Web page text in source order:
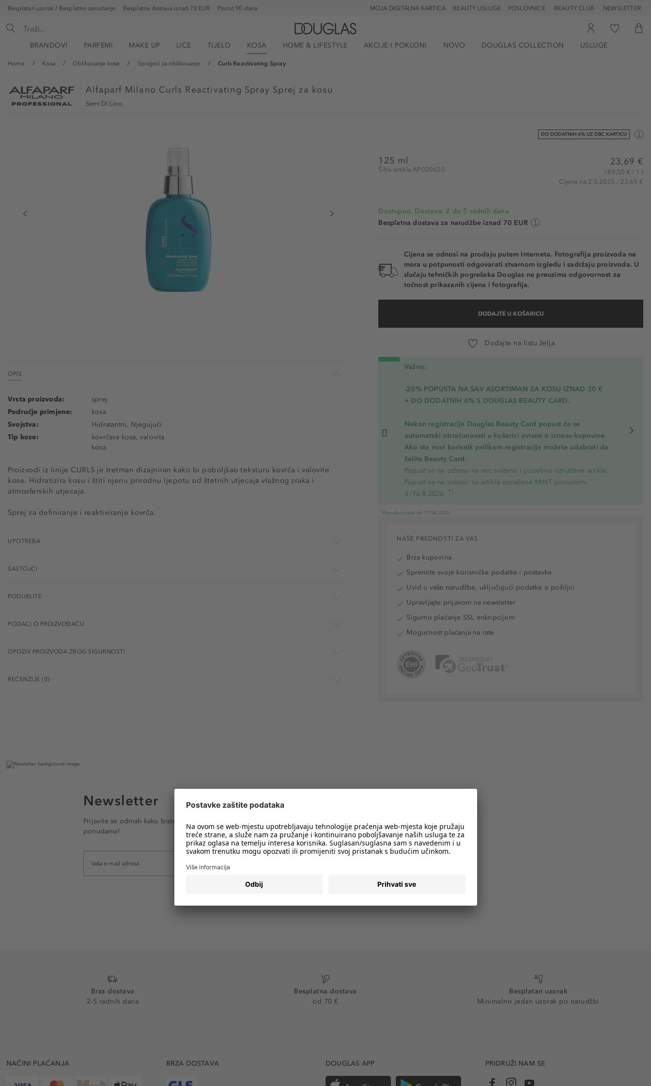
Besplatan uzorak / Besplatno zamatanje Besplatna dostava iznad 70 EUR Povrat 90 dana POSLOVNICE BEAUTY CLUB NEWSLETTER
BEAUTY USLUGE
MOJA DIGITALNA KARTICA
BRANDOVI PARFEMI MAKE UP LICE TIJELO KOSA HOME & LIFESTYLE AKCIJE I POKLONI NOVO DOUGLAS COLLECTION USLUGE
Home Kosa Oblikovanje kose Sprejevi za oblikovanje Curls Reactivating Spray
Alfaparf Milano Curls Reactivating Spray Sprej za kosu
Semi Di Lino
DO DODATNIH 6% UZ DBC KARTICU
125 ml
Šifra artikla AP020620
23,69 €
189,50 € / 1 l
Cijena na 2.5.2025.: 23,69 €
Dostupno. Dostava: 2 do 5 radnih dana
Besplatna dostava za narudžbe iznad 70 EUR
Cijena se odnosi na prodaju putem Interneta. Fotografija proizvoda ne
mora u potpunosti odgovarati stvarnom izgledu i sadržaju proizvoda. U
slučaju tehničkih pogrešaka Douglas ne preuzima odgovornost za
točnost prikazanih cijena i fotografija.
DODAJTE U KOŠARICU
Dodajte na listu želja
Važno:
-20% POPUSTA NA SAV ASORTIMAN ZA KOSU IZNAD 30 €
+ DO DODATNIH 6% S DOUGLAS BEAUTY CARD.
Nakon registracije Douglas Beauty Card popust će se
automatski obračunavati u košarici ovisno o iznosu kupovine.
Ako ste novi korisnik prilikom registracije možete odabrati da
želite Beauty Card.
Popust se ne odnosi na već snižene i posebno označene artikle.
Popust se ne odnosi na artikle označene MINT ponudom.
3.-16.8.2026.
*1
*1 Ponuda vrijedi do 17.08.2026
OPIS
Proizvodi iz linije CURLS je tretman dizajniran kako bi poboljšao teksturu kovrča i valovite
kose. Hidratizira kosu i štiti njenu prirodnu ljepotu od štetnih utjecaja vlažnog zraka i
atmosferskih utjecaja.
Sprej za definiranje i reaktiviranje kovrča.
Vrsta proizvoda:
sprej
Područje primjene:
kosa
Svojstva:
Hidratantni, Njegujući
Tip kose:
kovrčava kosa, valovita
kosa
UPOTREBA
SASTOJCI
PODIJELITE
PODACI O PROIZVOĐAČU
OPOZIV PROIZVODA ZBOG SIGURNOSTI
RECENZIJE (0)
NAŠE PREDNOSTI ZA VAS
Brza kupovina
Spremite svoje korisničke podatke i postavke
Uvid u vaše narudžbe, uključujući podatke o pošiljci
Upravljajte prijavom na newsletter
Sigurno plaćanje SSL enkripcijom
Mogućnost plaćanja na rate
Newsletter
Prijavite se odmah kako biste e-mailom primali obavijesti o svim trendovima i
ponudama!
Brza dostava
2-5 radnih dana
Besplatna dostava
od 70 €
Besplatan uzorak
Minimalno jedan uzorak po narudžbi
NAČINI PLAĆANJA BRZA DOSTAVA DOUGLAS APP PRIDRUŽI NAM SE